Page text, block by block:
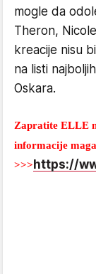
mogle da
Theron,
kreacije nisu
na listi
Oskara.
Zapratite ELLE
informacije
>>>https://